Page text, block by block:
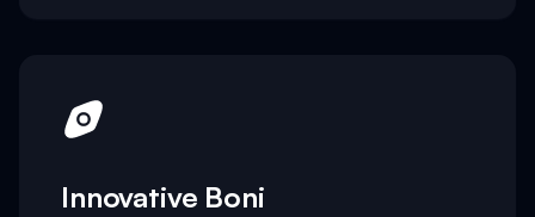
Innovative Boni